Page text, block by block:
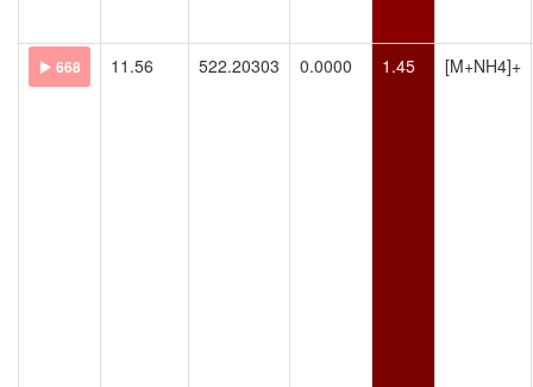
668 11.56 522.20303 0.0000 1.45 [M+NH4]+